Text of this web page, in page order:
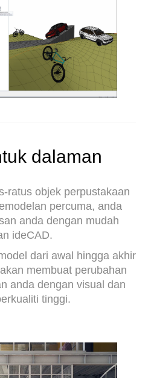
dalaman
ratus objek perpustakaan
percuma, anda
anda dengan mudah
ideCAD.
dari awal hingga akhir
membuat perubahan
anda dengan visual dan
tinggi.